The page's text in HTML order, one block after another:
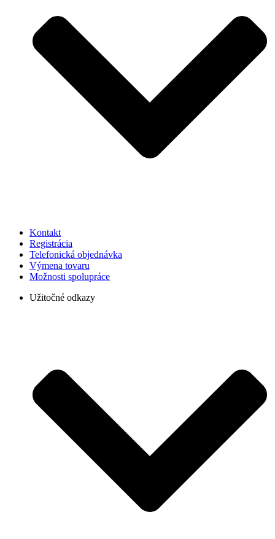
Kontakt
Registrácia
Telefonická objednávka
Výmena tovaru
Možnosti spolupráce
Užitočné odkazy